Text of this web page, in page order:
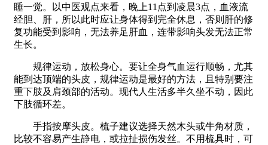
睡一觉。以中医观点来看，晚上11点到凌晨3点，血液流
经胆、肝，所以此时应让身体得到完全休息，否则肝的修
复功能受到影响，无法养足肝血，连带影响头发无法正常
生长。
规律运动，放松身心。要让全身气血运行顺畅，尤其
能到达顶端的头皮，规律运动是最好的方法，且特别要注
重下肢及肩颈部的活动。现代人生活多半久坐不动，因此
下肢循环差。
手指按摩头皮。梳子建议选择天然木头或牛角材质，
比较不容易产生静电，或拉扯损伤发丝。不用梳具时，可